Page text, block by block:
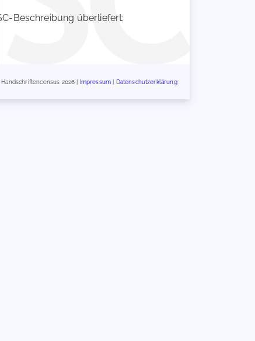
Beschreibung überliefert:
Handschriftencensus 2026 | Impressum Datenschutzerklärung